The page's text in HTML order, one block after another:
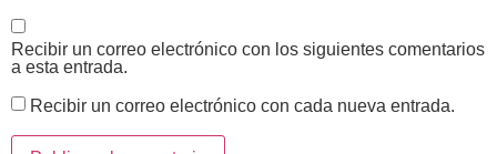
Recibir un correo electrónico con los siguientes comentarios
a esta entrada.
Recibir un correo electrónico con cada nueva entrada.